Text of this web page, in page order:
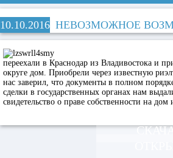
10.10.2016 НЕВОЗМОЖНОЕ
переехали в Краснодар из Владивостока и
округе дом. Приобрели через известную
нас заверил, что документы в полном
сделки в государственных органах нам
свидетельство о праве собственности на